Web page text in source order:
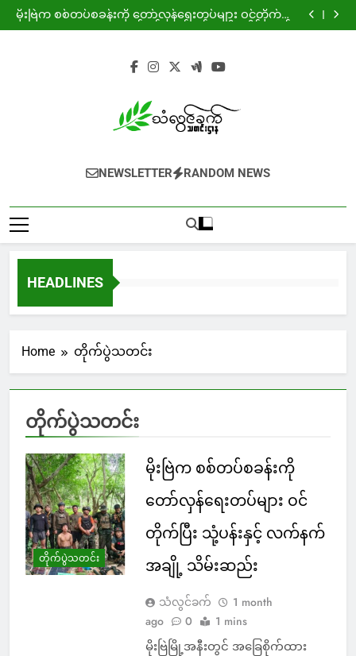
Skip
to
မိုးဗြဲက စစ်တပ်စခန်းကို တော်လှန်ရေးတပ်များ ဝင်တိုက်ပြီး
သုံ့ပန်းနှင့် လက်နက်အချို့ သိမ်းဆည်း
ခလရ ၂၆၄ ရန် နှင့် လေကြောင်းရန်ကြောင့် ကျောက်ကြီး
ကျားဖြန့်ဂယက်နှင့် ရွေးချယ်စရာမဲ့ လူငယ့်အနာဂတ်
မိုးဗြဲက စစ်တပ်စခန်းကို တော်လှန်ရေးတပ်များ ဝင်တိုက်ပြီး
ဒေသခံ ကလေးငယ်များ ပုန်းလျှိုးကွယ်လျှိုး ပညာသင်ကြား
မဲဆောက်တွင် “ Pride of Top 10 % Event ” အခမ်းအနား
NEWSLETTER RANDOM NEWS
HEADLINES
Home တိုက်ပွဲသတင်း
တိုက်ပွဲသတင်း
တိုက်ပွဲသတင်း
မိုးဗြဲက စစ်တပ်စခန်းကို
တော်လှန်ရေးတပ်များ ဝင်
တိုက်ပြီး သုံ့ပန်းနှင့် လက်နက်
အချို့ သိမ်းဆည်း
သံလွင်ခက်
1 month
ago
0 1 mins
မိုးဗြဲမြို့အနီးတွင် အခြေစိုက်ထား